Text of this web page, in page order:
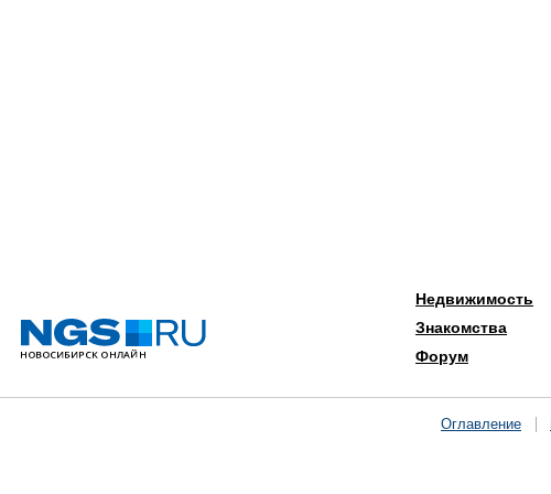
Недвижимость
Знакомства
Форум
Оглавление